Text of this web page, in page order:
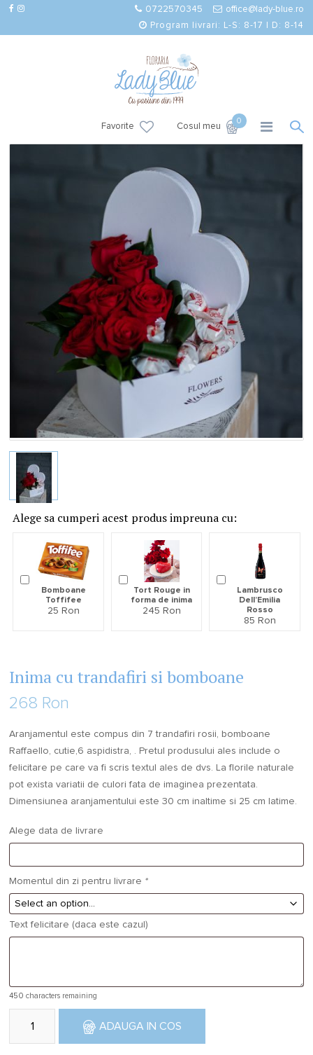
0722570345
office@lady-blue.ro
Program livrari: L-S: 8-17 | D: 8-14
Favorite Cosul meu
0
Alege sa cumperi acest produs impreuna cu:
Bomboane
Toffifee
25 Ron
Tort Rouge in
forma de inima
245 Ron
Lambrusco
Dell’Emilia
Rosso
85 Ron
Inima cu trandafiri si bomboane
268 Ron
Aranjamentul este compus din 7 trandafiri rosii, bomboane
Raffaello, cutie,6 aspidistra, . Pretul produsului ales include o
felicitare pe care va fi scris textul ales de dvs. La florile naturale
pot exista variatii de culori fata de imaginea prezentata.
Dimensiunea aranjamentului este 30 cm inaltime si 25 cm latime.
Alege data de livrare
Momentul din zi pentru livrare *
Text felicitare (daca este cazul)
450 characters remaining
ADAUGA IN COS